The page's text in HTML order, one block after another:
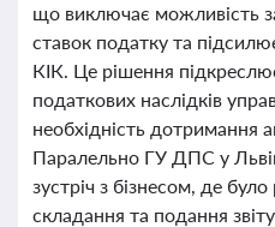
що виключає можливість
ставок податку та
КІК. Це рішення
податкових наслідків
необхідність дотримання
Паралельно ГУ ДПС у
зустріч з бізнесом, де
складання та подання